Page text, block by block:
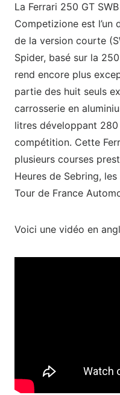
La Ferrari 250 GT
Competizione est
de la version courte
Spider, basé sur la
rend encore plus
partie des huit seuls
carrosserie en
litres développant
compétition. Cette
plusieurs courses
Heures de Sebring,
Tour de France
Voici une vidéo en